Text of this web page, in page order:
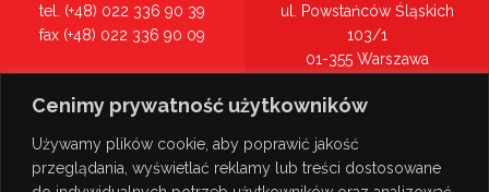
Cenimy prywatność użytkowników
Używamy plików cookie, aby poprawić jakość
przeglądania, wyświetlać reklamy lub treści dostosowane
tel. (+48) 022 336 90 39
fax (+48) 022 336 90 09
tel. (+48) 022 336 90 00
ul. Powstańców Śląskich
103/1
01-355 Warszawa
Zobacz na mapie >